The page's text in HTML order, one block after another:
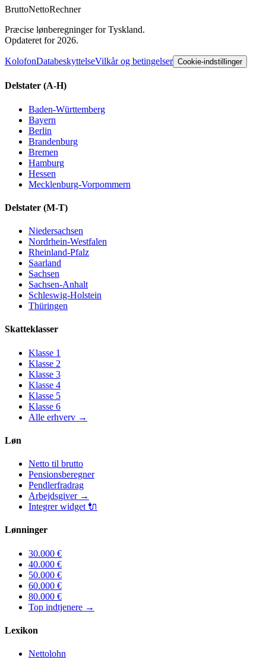
BruttoNettoRechner
Præcise lønberegninger for Tyskland.
Opdateret for 2026.
KolofonDatabeskyttelseVilkår og betingelser Cookie-indstillinger
Delstater (A-H)
Baden-Württemberg
Bayern
Berlin
Brandenburg
Bremen
Hamburg
Hessen
Mecklenburg-Vorpommern
Delstater (M-T)
Niedersachsen
Nordrhein-Westfalen
Rheinland-Pfalz
Saarland
Sachsen
Sachsen-Anhalt
Schleswig-Holstein
Thüringen
Skatteklasser
Klasse 1
Klasse 2
Klasse 3
Klasse 4
Klasse 5
Klasse 6
Alle erhverv →
Løn
Netto til brutto
Pensionsberegner
Pendlerfradrag
Arbejdsgiver→
Integrer widget 🔌
Lønninger
30.000 €
40.000 €
50.000 €
60.000 €
80.000 €
Top indtjenere →
Lexikon
Nettolohn